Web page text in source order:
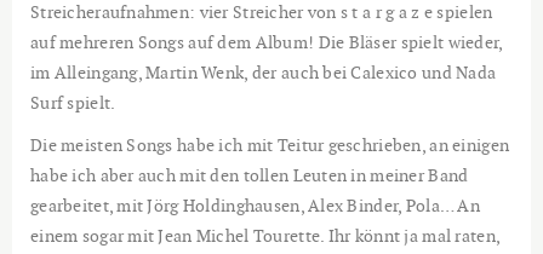
Streicheraufnahmen: vier Streicher von s t a r g a z e spielen
auf mehreren Songs auf dem Album! Die Bläser spielt wieder,
im Alleingang, Martin Wenk, der auch bei Calexico und Nada
Surf spielt.
Die meisten Songs habe ich mit Teitur geschrieben, an einigen
habe ich aber auch mit den tollen Leuten in meiner Band
gearbeitet, mit Jörg Holdinghausen, Alex Binder, Pola… An
einem sogar mit Jean Michel Tourette. Ihr könnt ja mal raten,